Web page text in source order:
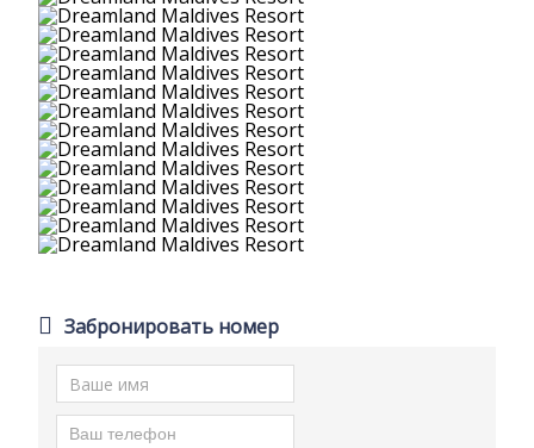
Забронировать номер